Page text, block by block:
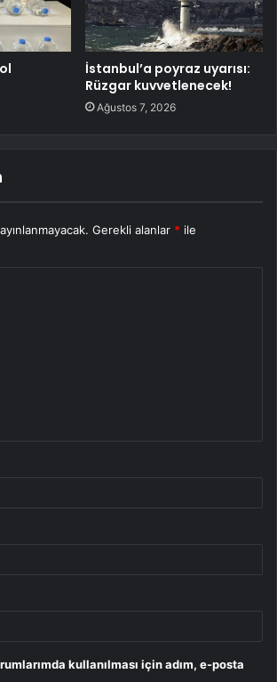
İstanbul’a poyraz uyarısı:
Rüzgar kuvvetlenecek!
Ağustos 7, 2026
Gerekli alanlar * ile
kullanılması için adım, e-posta